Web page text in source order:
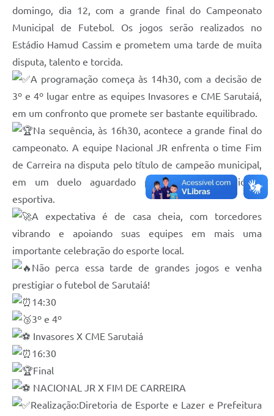
domingo, dia 12, com a grande final do Campeonato
Municipal de Futebol. Os jogos serão realizados no
Estádio Hamud Cassim e prometem uma tarde de muita
disputa, talento e torcida.
A programação começa às 14h30, com a decisão de
3º e 4º lugar entre as equipes Invasores e CME Sarutaiá,
em um confronto que promete ser bastante equilibrado.
Na sequência, às 16h30, acontece a grande final do
campeonato. A equipe Nacional JR enfrenta o time Fim
de Carreira na disputa pelo título de campeão municipal,
em um duelo aguardado por toda a comunidade
esportiva.
A expectativa é de casa cheia, com torcedores
vibrando e apoiando suas equipes em mais uma
importante celebração do esporte local.
Não perca essa tarde de grandes jogos e venha
prestigiar o futebol de Sarutaiá!
14:30
3º e 4º
Invasores X CME Sarutaiá
16:30
Final
NACIONAL JR X FIM DE CARREIRA
Realização:Diretoria de Esporte e Lazer e Prefeitura